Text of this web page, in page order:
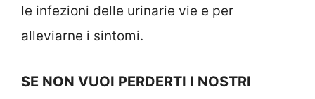
le infezioni delle urinarie vie e per
alleviarne i sintomi.
SE NON VUOI PERDERTI I NOSTRI